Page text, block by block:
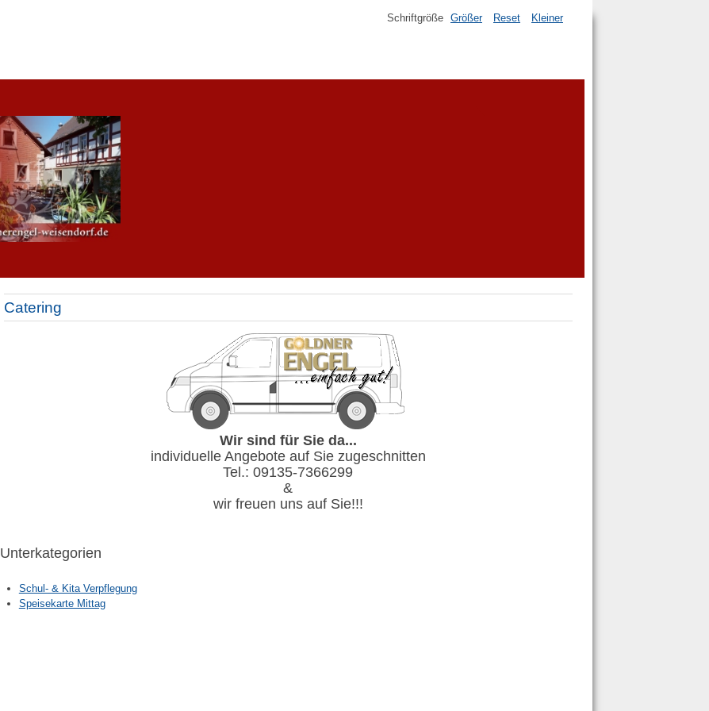
Schriftgröße Größer Reset Kleiner
Catering
Wir sind für Sie da...
individuelle Angebote auf Sie zugeschnitten
Tel.: 09135-7366299
&
wir freuen uns auf Sie!!!
Unterkategorien
Schul- & Kita Verpflegung
Speisekarte Mittag